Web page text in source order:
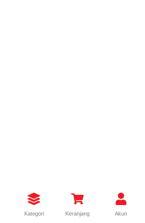
Kategori Keranjang Akun